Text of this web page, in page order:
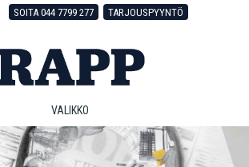
SOITA 044 7799 277 TARJOUSPYYNTÖ
VALIKKO